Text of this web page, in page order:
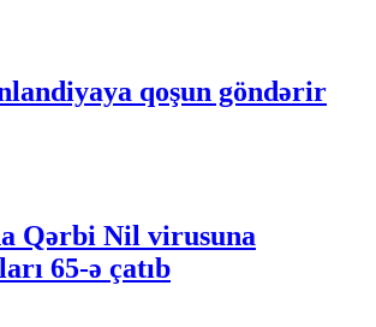
qoşun göndərir
Qərbi Nil virusuna
65-ə çatıb